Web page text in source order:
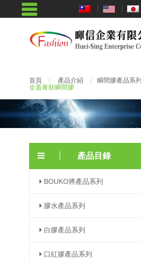
首頁 / 產品介紹 / 瞬間膠產品系列
全蓋膏狀瞬間膠
產品目錄
BOUKO將產品系列
膠水產品系列
白膠產品系列
口紅膠產品系列